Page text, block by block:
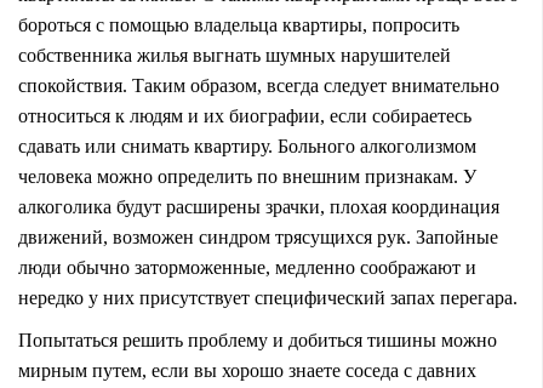
бороться с помощью владельца квартиры, попросить
собственника жилья выгнать шумных нарушителей
спокойствия. Таким образом, всегда следует внимательно
относиться к людям и их биографии, если собираетесь
сдавать или снимать квартиру. Больного алкоголизмом
человека можно определить по внешним признакам. У
алкоголика будут расширены зрачки, плохая координация
движений, возможен синдром трясущихся рук. Запойные
люди обычно заторможенные, медленно соображают и
нередко у них присутствует специфический запах перегара.
Попытаться решить проблему и добиться тишины можно
мирным путем, если вы хорошо знаете соседа с давних